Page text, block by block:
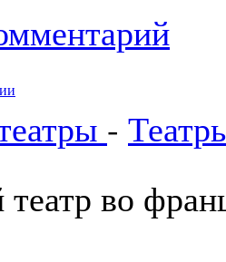
-